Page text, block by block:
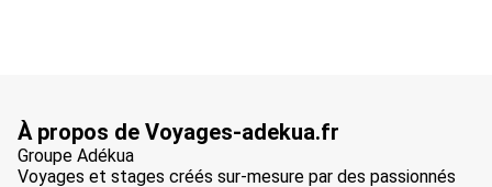
À propos de Voyages-adekua.fr
Groupe Adékua
Voyages et stages créés sur-mesure par des passionnés